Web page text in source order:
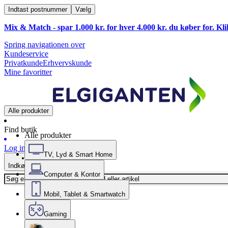
Indtast postnummer Vælg
Mix & Match - spar 1.000 kr. for hver 4.000 kr. du køber for.
Spring navigationen over
Kundeservice
PrivatkundeErhvervskunde
Mine favoritter
Alle produkter
Find butik
Log ind
Indkøbskurv
Alle produkter
TV, Lyd & Smart Home
Computer & Kontor
Mobil, Tablet & Smartwatch
Gaming